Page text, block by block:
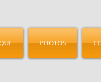
PHOTOS